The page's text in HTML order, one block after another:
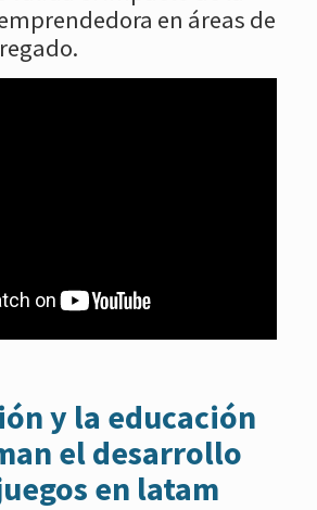
en áreas de
y la educación
el desarrollo
en latam